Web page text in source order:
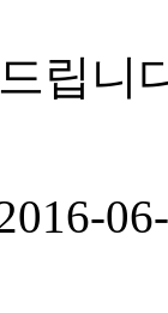
립니